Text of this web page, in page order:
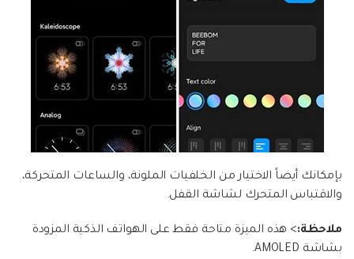
بإمكانك أيضاً الاختيار من الخلفيات الملونة، والساعات المتحركة،
والاقتباس المتحرك لشاشة القفل.
ملاحظة:> هذه الميزة متاحة فقط على الهواتف الذكية المزودة
بشاشة AMOLED.